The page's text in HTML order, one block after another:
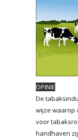
OPINIE
De
wijze waarop
voor
handhaven